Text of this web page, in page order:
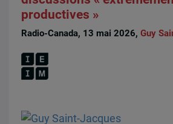
productives »
Radio-Canada, 13 mai 2026,Guy